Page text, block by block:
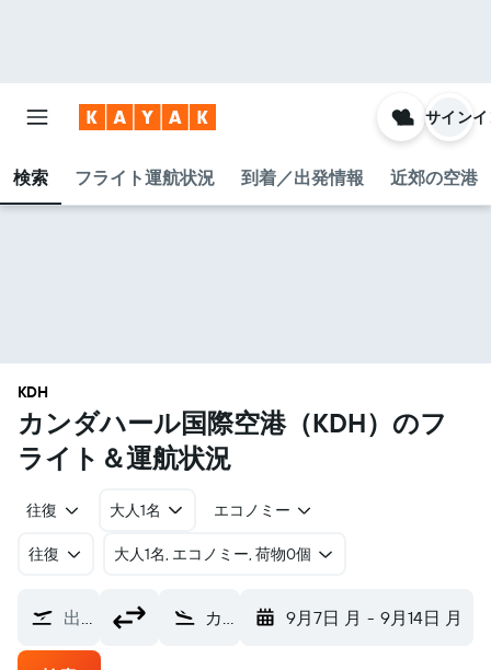
検索 フライト運航状況 到着／出発情報 近郊の空港
サイン
KDH
カンダハール国際空港​（KDH​）のフ
ライト＆運航状況
往復 大人1名 エコノミー
往復 ​大人1名, エコノミー, 荷物0個
出発地 カンダハール国際空港 (KDH) 9月7日 月 - 9月14日 月